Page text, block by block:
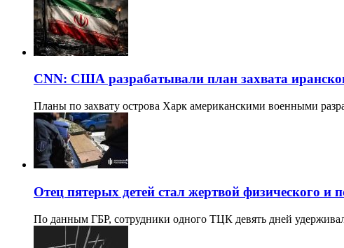
CNN: США разрабатывали план захвата
Планы по захвату острова Харк американскими военными
Отец пятерых детей стал жертвой физического и
По данным ГБР, сотрудники одного ТЦК девять дней